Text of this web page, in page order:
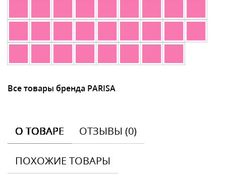
Все товары бренда PARISA
О ТОВАРЕ ОТЗЫВЫ (0)
ПОХОЖИЕ ТОВАРЫ